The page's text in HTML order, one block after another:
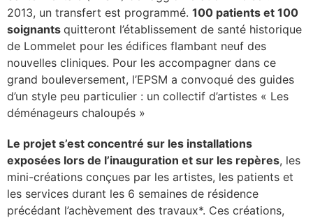
CONNECTÉ
2013, un transfert est programmé. 100 patients et 100
soignants quitteront l’établissement de santé historique
de Lommelet pour les édifices flambant neuf des
nouvelles cliniques. Pour les accompagner dans ce
grand bouleversement, l’EPSM a convoqué des guides
d’un style peu particulier : un collectif d’artistes « Les
déménageurs chaloupés »
Le projet s’est concentré sur les installations
exposées lors de l’inauguration et sur les repères, les
mini-créations conçues par les artistes, les patients et
les services durant les 6 semaines de résidence
précédant l’achèvement des travaux*. Ces créations,